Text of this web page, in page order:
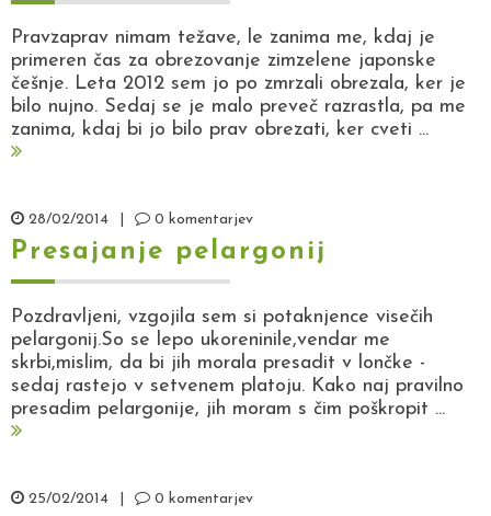
Pravzaprav nimam težave, le zanima me, kdaj je
primeren čas za obrezovanje zimzelene japonske
češnje. Leta 2012 sem jo po zmrzali obrezala, ker je
bilo nujno. Sedaj se je malo preveč razrastla, pa me
zanima, kdaj bi jo bilo prav obrezati, ker cveti ...
28/02/2014 0 komentarjev
Presajanje pelargonij
Pozdravljeni, vzgojila sem si potaknjence visečih
pelargonij.So se lepo ukoreninile,vendar me
skrbi,mislim, da bi jih morala presadit v lončke -
sedaj rastejo v setvenem platoju. Kako naj pravilno
presadim pelargonije, jih moram s čim poškropit ...
25/02/2014 0 komentarjev